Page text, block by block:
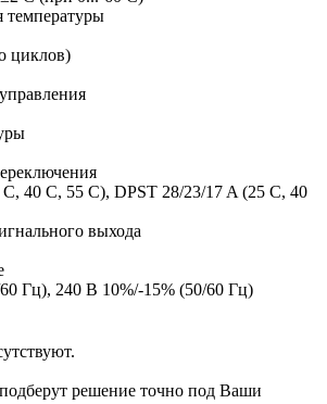
температуры
циклов)
С, 40 С, 55 С), DPST 28/23/17 A (25 С, 40
выхода
Гц), 240 В 10%/-15% (50/60 Гц)
решение точно под Ваши